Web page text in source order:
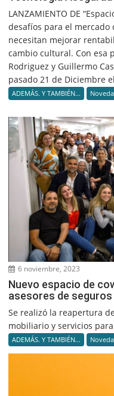
LANZAMIENTO DE
desafíos para el mercado
necesitan mejorar
cambio cultural. Con esa
Rodriguez y Guillermo
pasado 21 de Diciembre
ADEMÁS. Y TAMBIÉN...
6 noviembre, 2023
Nuevo espacio de
asesores de seguros
Se realizó la reapertura
mobiliario y servicios
ADEMÁS. Y TAMBIÉN...